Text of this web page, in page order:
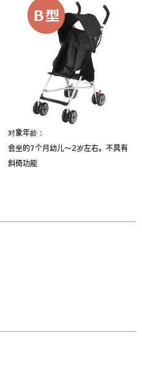
对象年龄：
会坐的7个月幼儿～2岁左右。不具有
斜倚功能